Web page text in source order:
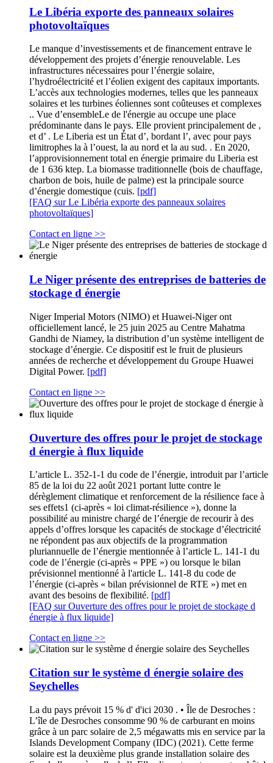
Le Libéria exporte des panneaux solaires
photovoltaïques
Le manque d’investissements et de financement entrave le
développement des projets d’énergie renouvelable. Les
infrastructures nécessaires pour l’énergie solaire,
l’hydroélectricité et l’éolien exigent des capitaux importants.
L’accès aux technologies modernes, telles que les panneaux
solaires et les turbines éoliennes sont coûteuses et complexes
.. Vue d’ensembleLe de l'énergie au occupe une place
prédominante dans le pays. Elle provient principalement de ,
et d’ . Le Liberia est un État d’, bordant l’, avec pour pays
limitrophes la à l’ouest, la au nord et la au sud. . En 2020,
l’approvisionnement total en énergie primaire du Liberia est
de 1 636 ktep. La biomasse traditionnelle (bois de chauffage,
charbon de bois, huile de palme) est la principale source
d’énergie domestique (cuis. [pdf]
[FAQ sur Le Libéria exporte des panneaux solaires
photovoltaïques]
Contact en ligne >>
Le Niger présente des entreprises de batteries de
stockage d énergie
Niger Imperial Motors (NIMO) et Huawei-Niger ont
officiellement lancé, le 25 juin 2025 au Centre Mahatma
Gandhi de Niamey, la distribution d’un système intelligent de
stockage d’énergie. Ce dispositif est le fruit de plusieurs
années de recherche et développement du Groupe Huawei
Digital Power. [pdf]
Contact en ligne >>
Ouverture des offres pour le projet de stockage
d énergie à flux liquide
L’article L. 352-1-1 du code de l’énergie, introduit par l’article
85 de la loi du 22 août 2021 portant lutte contre le
dérèglement climatique et renforcement de la résilience face à
ses effets1 (ci-après « loi climat-résilience »), donne la
possibilité au ministre chargé de l’énergie de recourir à des
appels d’offres lorsque les capacités de stockage d’électricité
ne répondent pas aux objectifs de la programmation
pluriannuelle de l’énergie mentionnée à l’article L. 141-1 du
code de l’énergie (ci-après « PPE ») ou lorsque le bilan
prévisionnel mentionné à l'article L. 141-8 du code de
l’énergie (ci-après « bilan prévisionnel de RTE ») met en
avant des besoins de flexibilité. [pdf]
[FAQ sur Ouverture des offres pour le projet de stockage d
énergie à flux liquide]
Contact en ligne >>
Citation sur le système d énergie solaire des
Seychelles
La du pays prévoit 15 % d' d'ici 2030 . • Île de Desroches :
L’île de Desroches consomme 90 % de carburant en moins
grâce à un parc solaire de 2,5 mégawatts mis en service par la
Islands Development Company (IDC) (2021). Cette ferme
solaire est la deuxième plus grande installation solaire des